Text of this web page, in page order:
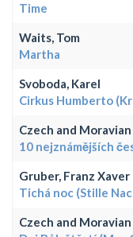
Time
Waits, Tom
Martha
Svoboda, Karel
Cirkus Humberto
Czech and
10 nejznámějších
Gruber, Franz Xaver
Tichá noc (Stille
Czech and